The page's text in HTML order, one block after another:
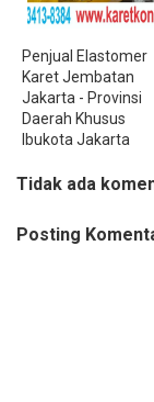
Penjual Elastomer
Karet Jembatan
Jakarta - Provinsi
Daerah Khusus
Ibukota Jakarta
Tidak ada
Posting